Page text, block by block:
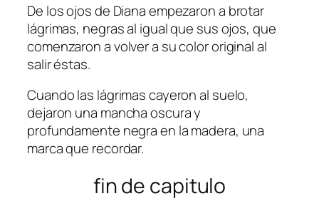
De los ojos de Diana empezaron a brotar
lágrimas, negras al igual que sus ojos, que
comenzaron a volver a su color original al
salir éstas.
Cuando las lágrimas cayeron al suelo,
dejaron una mancha oscura y
profundamente negra en la madera, una
marca que recordar.
fin de capitulo